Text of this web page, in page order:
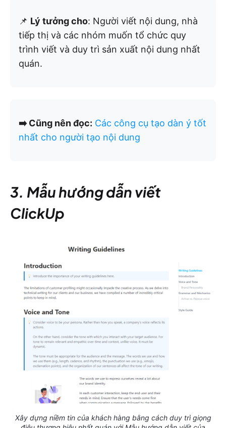
📌 Lý tưởng cho: Người viết nội dung, nhà
tiếp thị và các nhóm muốn tổ chức quy
trình viết và duy trì sản xuất nội dung nhất
quán.
➡️ Cũng nên đọc: Các công cụ tạo dàn ý tốt
nhất cho người tạo nội dung
3. Mẫu hướng dẫn viết
ClickUp
Xây dựng niềm tin của khách hàng bằng cách duy trì giọng